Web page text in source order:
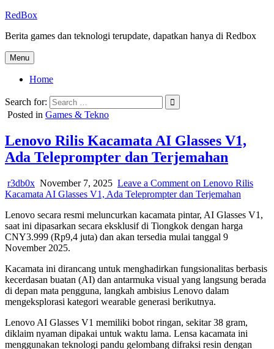
Skip
content
RedBox
Berita games dan teknologi terupdate, dapatkan hanya di Redbox
Menu
Home
Search for:
Posted in Games & Tekno
Lenovo Rilis Kacamata AI Glasses V1,
Ada Teleprompter dan Terjemahan
r3db0x November 7, 2025 Leave a Comment on Lenovo Rilis
Kacamata AI Glasses V1, Ada Teleprompter dan Terjemahan
Lenovo secara resmi meluncurkan kacamata pintar, AI Glasses V1,
saat ini dipasarkan secara eksklusif di Tiongkok dengan harga
CNY3.999 (Rp9,4 juta) dan akan tersedia mulai tanggal 9
November 2025.
Kacamata ini dirancang untuk menghadirkan fungsionalitas berbasis
kecerdasan buatan (AI) dan antarmuka visual yang langsung berada
di depan mata pengguna, langkah ambisius Lenovo dalam
mengeksplorasi kategori wearable generasi berikutnya.
Lenovo AI Glasses V1 memiliki bobot ringan, sekitar 38 gram,
diklaim nyaman dipakai untuk waktu lama. Lensa kacamata ini
menggunakan teknologi pandu gelombang difraksi resin dengan